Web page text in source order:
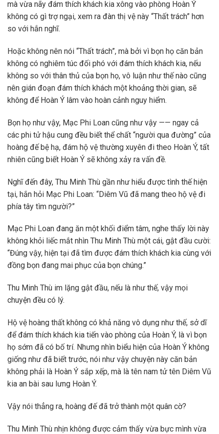
mà vừa nãy đám thích khách kia xông vào phòng Hoàn Ý
không có gì trợ ngại, xem ra đàn thị vệ này “Thất trách” hơn
so với hắn nghĩ.
Hoặc không nên nói “Thất trách”, mà bởi vì bọn họ căn bản
không có nghiêm túc đối phó với đám thích khách kia, nếu
không so với thân thủ của bọn họ, vô luận như thế nào cũng
nên gián đoạn đám thích khách một khoảng thời gian, sẽ
không để Hoàn Ý lâm vào hoàn cảnh nguy hiểm.
Bọn họ như vậy, Mạc Phi Loan cũng như vậy —— ngay cả
các phi tử hậu cung đều biết thể chất “người qua đường” của
hoàng đế bệ hạ, đám hộ vệ thường xuyên đi theo Hoàn Ý, tất
nhiên cũng biết Hoàn Ý sẽ không xảy ra vấn đề.
Nghĩ đến đây, Thu Minh Thù gần như hiểu được tình thế hiện
tại, hắn hỏi Mạc Phi Loan: “Diêm Vũ đã mang theo hộ vệ đi
phía tây tìm người?”
Mạc Phi Loan đang ăn một khối điểm tâm, nghe thấy lời này
không khỏi liếc mắt nhìn Thu Minh Thù một cái, gật đầu cười:
“Đúng vậy, hiện tại đã tìm được đám thích khách kia cùng với
đồng bọn đang mai phục của bọn chúng.”
Thu Minh Thù im lặng gật đầu, nếu là như thế, vậy mọi
chuyện đều có lý.
Hộ vệ hoàng thất không có khả năng vô dụng như thế, sở dĩ
để đám thích khách kia tiến vào phòng của Hoàn Ý, là vì bọn
họ sớm đã có bố trí. Nhưng nhìn biểu hiện của Hoàn Ý không
giống như đã biết trước, nói như vậy chuyện này căn bản
không phải là Hoàn Ý sắp xếp, mà là tên nam tử tên Diêm Vũ
kia an bài sau lưng Hoàn Ý.
Vậy nói thẳng ra, hoàng đế đã trở thành một quân cờ?
Thu Minh Thù nhịn không được cảm thấy vừa bực mình vừa